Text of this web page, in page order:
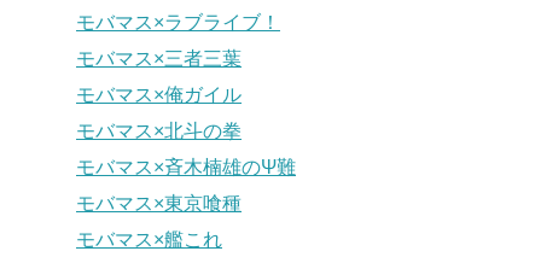
モバマス×ラブライブ！
モバマス×三者三葉
モバマス×俺ガイル
モバマス×北斗の拳
モバマス×斉木楠雄のΨ難
モバマス×東京喰種
モバマス×艦これ